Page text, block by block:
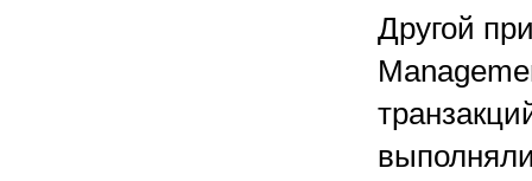
Другой